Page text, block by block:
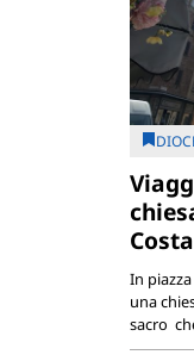
In
una
sacro